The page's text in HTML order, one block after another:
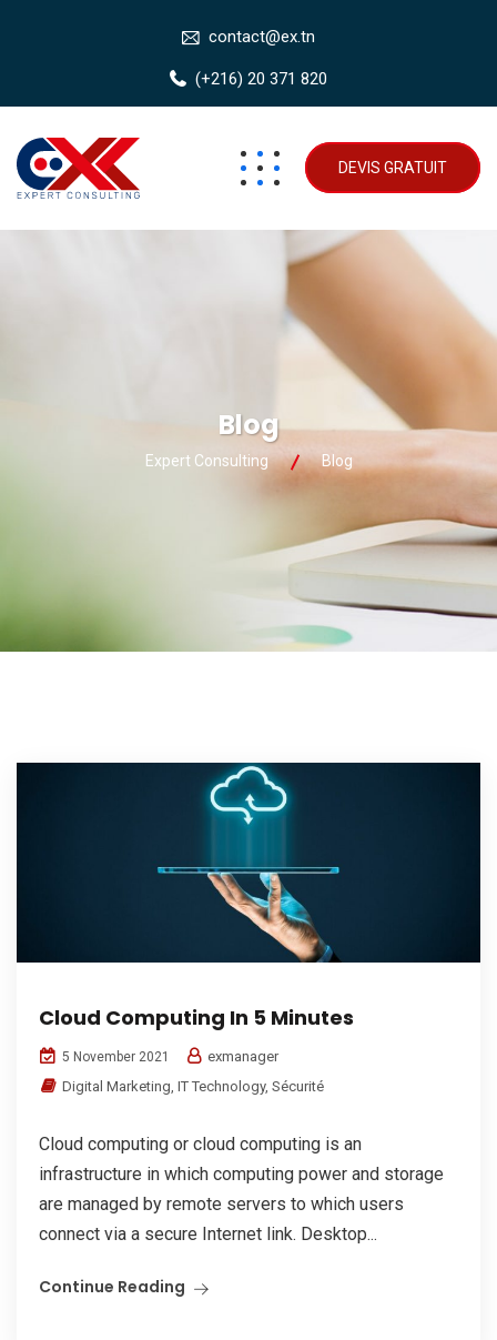
contact@ex.tn
(+216) 20 371 820
DEVIS GRATUIT
Blog
Expert Consulting Blog
Cloud Computing In 5 Minutes
5 November 2021
exmanager
Digital Marketing IT Technology, Sécurité
Cloud computing or cloud computing is an
infrastructure in which computing power and storage
are managed by remote servers to which users
connect via a secure Internet link. Desktop...
Continue Reading